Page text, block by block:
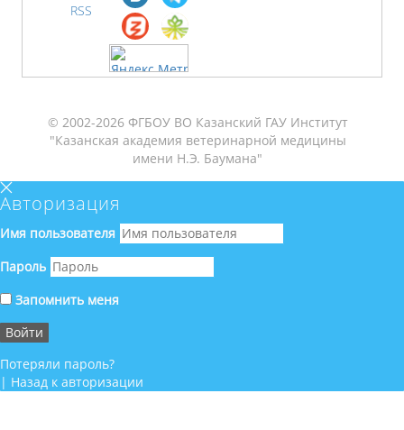
RSS
© 2002-2026 ФГБОУ ВО Казанский ГАУ Институт
"Казанская академия ветеринарной медицины
имени Н.Э. Баумана"
Авторизация
Имя пользователя
Пароль
Запомнить меня
Потеряли пароль?
| Назад к авторизации